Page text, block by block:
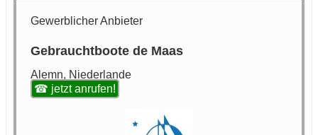
Gewerblicher Anbieter
Gebrauchtboote de Maas
Alemn, Niederlande
☎ jetzt anrufen!